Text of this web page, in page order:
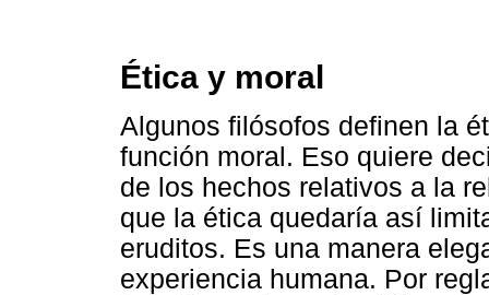
Ética y moral
Algunos filósofos definen la
función moral. Eso quiere
de los hechos relativos a la
que la ética quedaría así
eruditos. Es una manera
experiencia humana. Por